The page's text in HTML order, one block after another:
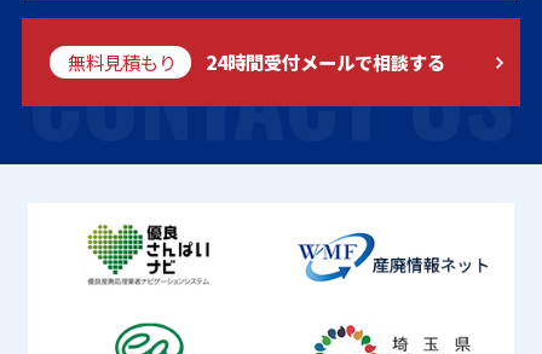
CONTACT US
無料見積もり 24時間受付メールで相談する